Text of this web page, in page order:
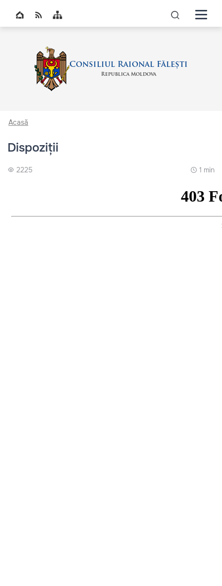
Top bar navigation icon
Consiliul Raional Fălești
Republica Moldova
Acasă
Dispoziții
2225 1 min